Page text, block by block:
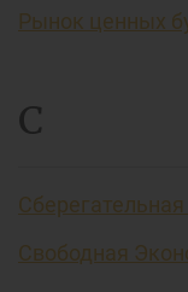
Рынок ценных
С
Свободная